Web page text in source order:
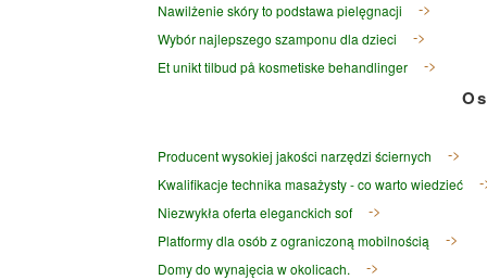
Nawilżenie skóry to podstawa pielęgnacji
Wybór najlepszego szamponu dla dzieci
Et unikt tilbud på kosmetiske behandlinger
Producent wysokiej jakości narzędzi ściernych
Kwalifikacje technika masażysty - co warto wiedzieć
Niezwykła oferta eleganckich sof
Platformy dla osób z ograniczoną mobilnością
Domy do wynajęcia w okolicach.